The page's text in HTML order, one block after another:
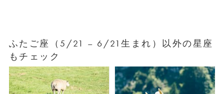
ふたご座（5/21 – 6/21生まれ）以外の星座
もチェック